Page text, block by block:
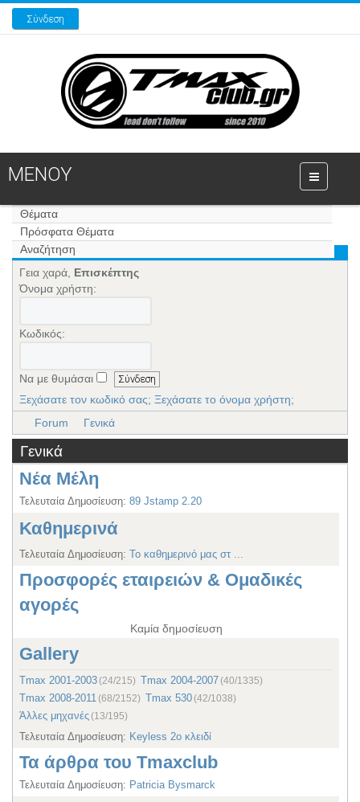
Σύνδεση
ΜΕΝΟΥ
Θέματα
Πρόσφατα Θέματα
Αναζήτηση
Γεια χαρά, Επισκέπτης
Όνομα χρήστη:
Κωδικός:
Να με θυμάσαι
Ξεχάσατε τον κωδικό σας; Ξεχάσατε το όνομα χρήστη;
Forum
Γενικά
Γενικά
Νέα Μέλη
Τελευταία Δημοσίευση: 89 Jstamp 2.20
Καθημερινά
Τελευταία Δημοσίευση: Το καθημερινό μας στ ...
Προσφορές εταιρειών & Ομαδικές
αγορές
Καμία δημοσίευση
Gallery
Tmax 2001-2003 (24/215) Tmax 2004-2007 (40/1335)
Tmax 2008-2011 (68/2152) Tmax 530 (42/1038)
Άλλες μηχανές (13/195)
Τελευταία Δημοσίευση: Keyless 2ο κλειδί
Τα άρθρα του Tmaxclub
Τελευταία Δημοσίευση: Patricia Bysmarck